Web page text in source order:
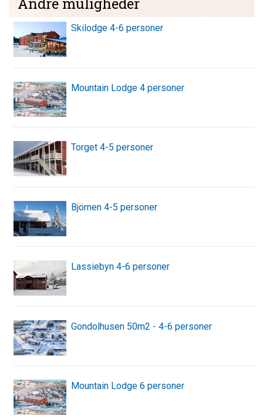
Skilodge 4-6 personer
Mountain Lodge 4 personer
Torget 4-5 personer
Björnen 4-5 personer
Lassiebyn 4-6 personer
Gondolhusen 50m2 - 4-6 personer
Mountain Lodge 6 personer